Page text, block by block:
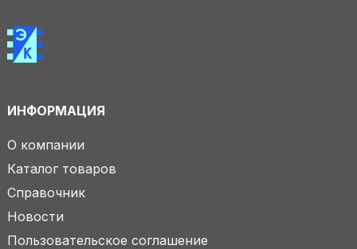
ИНФОРМАЦИЯ
О компании
Каталог товаров
Справочник
Новости
Пользовательское соглашение